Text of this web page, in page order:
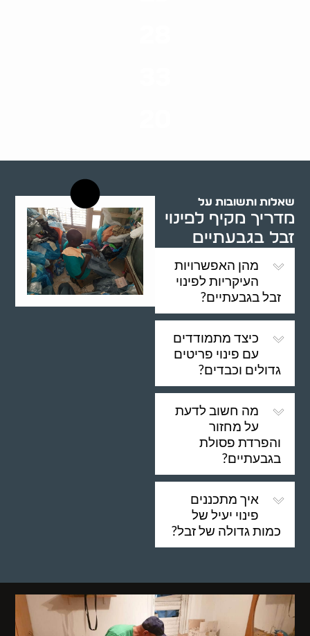
שאלות ותשובות על
מדריך מקיף לפינוי
זבל בגבעתיים
מהן האפשרויות
העיקריות לפינוי
זבל בגבעתיים?
כיצד מתמודדים
עם פינוי פריטים
גדולים וכבדים?
מה חשוב לדעת
על מחזור
והפרדת פסולת
בגבעתיים?
איך מתכננים
פינוי יעיל של
כמות גדולה של זבל?